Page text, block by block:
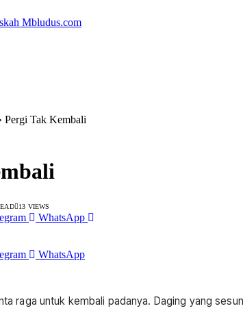
Mbludus.com
Pergi Tak Kembali
13 VIEWS
WhatsApp
WhatsApp
raga untuk kembali padanya. Daging yang